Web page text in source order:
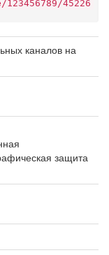
45226
каналов на
защита